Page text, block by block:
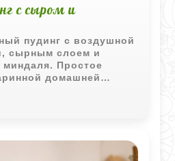
с сыром и
пудинг с воздушной
сырным слоем и
Простое
домашней
хорошо